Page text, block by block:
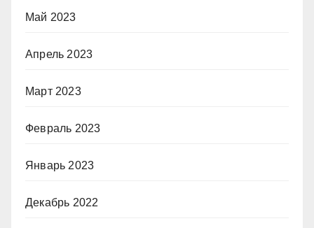
Май 2023
Апрель 2023
Март 2023
Февраль 2023
Январь 2023
Декабрь 2022